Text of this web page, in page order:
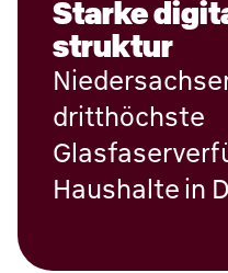
Starke
struktur
dritthöchste
Haushalte in